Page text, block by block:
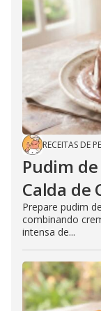
RECEITAS DE
Pudim
Calda de
Prepare pudim
combinando
intensa de...